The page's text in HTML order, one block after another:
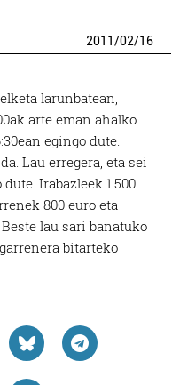
2011/02/16
larunbatean,
arte eman ahalko
egingo dute.
Lau erregera, eta sei
Irabazleek 1.500
800 euro eta
lau sari banatuko
bitarteko